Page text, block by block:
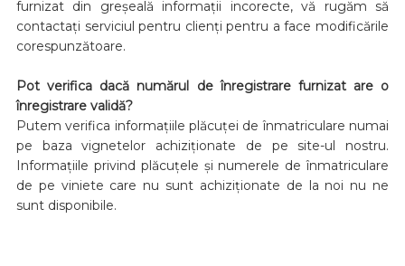
furnizat din greșeală informații incorecte, vă rugăm să
contactați serviciul pentru clienți pentru a face modificările
corespunzătoare.
Pot verifica dacă numărul de înregistrare furnizat are o
înregistrare validă?
Putem verifica informațiile plăcuței de înmatriculare numai
pe baza vignetelor achiziționate de pe site-ul nostru.
Informațiile privind plăcuțele și numerele de înmatriculare
de pe viniete care nu sunt achiziționate de la noi nu ne
sunt disponibile.